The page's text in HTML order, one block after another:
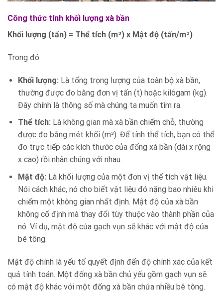
Công thức tính khối lượng xà bần
Khối lượng (tấn) = Thể tích (m³) x Mật độ (tấn/m³)
Trong đó:
Khối lượng: Là tổng trọng lượng của toàn bộ xà bần,
thường được đo bằng đơn vị tấn (t) hoặc kilôgam (kg).
Đây chính là thông số mà chúng ta muốn tìm ra.
Thể tích: Là không gian mà xà bần chiếm chỗ, thường
được đo bằng mét khối (m³). Để tính thể tích, bạn có thể
đo trực tiếp các kích thước của đống xà bần (dài x rộng
x cao) rồi nhân chúng với nhau.
Mật độ: Là khối lượng của một đơn vị thể tích vật liệu.
Nói cách khác, nó cho biết vật liệu đó nặng bao nhiêu khi
chiếm một không gian nhất định. Mật độ của xà bần
không cố định mà thay đổi tùy thuộc vào thành phần của
nó. Ví dụ, mật độ của gạch vụn sẽ khác với mật độ của
bê tông.
Mật độ chính là yếu tố quyết định đến độ chính xác của kết
quả tính toán. Một đống xà bần chủ yếu gồm gạch vụn sẽ
có mật độ khác với một đống xà bần chứa nhiều bê tông.